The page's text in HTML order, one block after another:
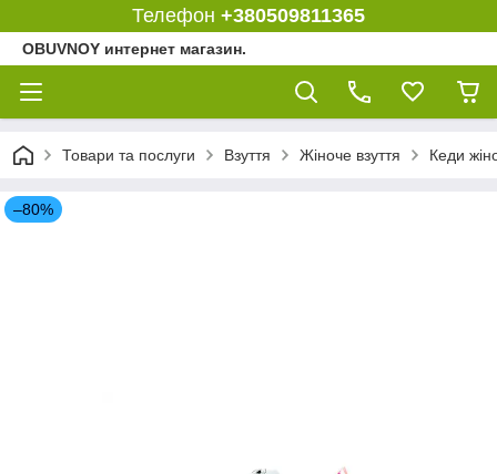
Телефон +380509811365
OBUVNOY интернет магазин.
Товари та послуги Взуття Жіноче взуття Кеди
–80%